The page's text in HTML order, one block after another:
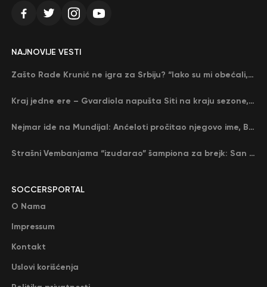
SOCCERSPORTAL
O Nama
Impressum
Kontakt
Uslovi korišćenja
NAJNOVIJE VESTI
Zašto Rade Krunić ne igra za Srbiju? “Iako su mi obećali, niko me nije zvao…”
Kraj jedne ere – Gvardiola napušta Siti na kraju sezone, menja ga njegov nekadašnji rival
Nejmar ide na Mundijal: Anćeloti pročitao njegovo ime, Brazil u delirijumu (VIDEO)
Strašni Vembanjama “izudarao” šampiona za brejk: San Antonio poveo protiv Oklahome